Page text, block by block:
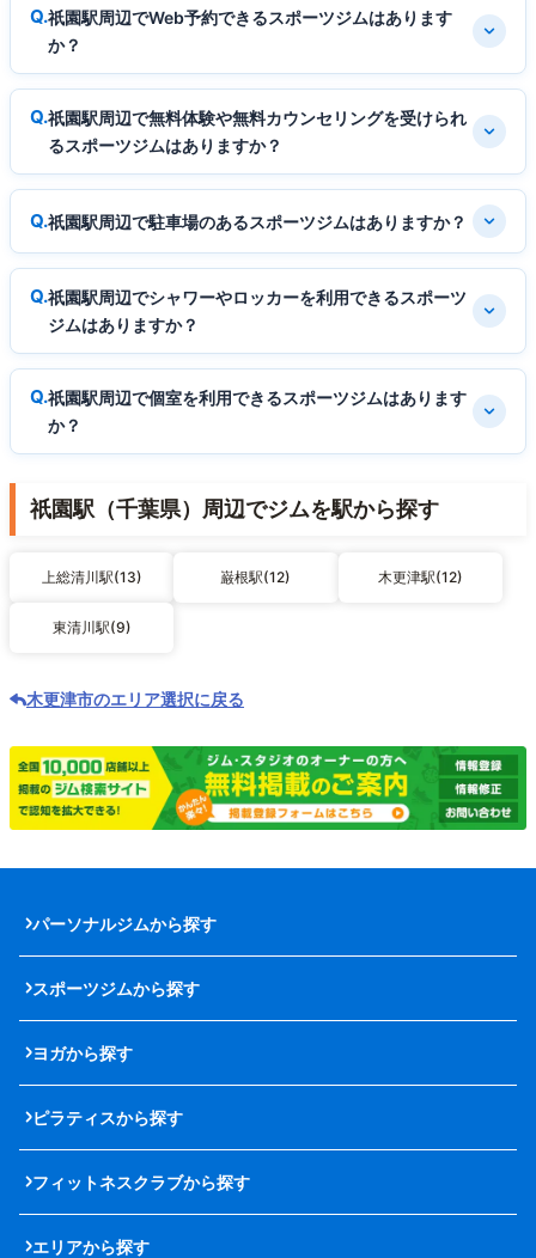
祇園駅周辺でWeb予約できるスポーツジムはあります
か？
祇園駅周辺で無料体験や無料カウンセリングを受けられ
るスポーツジムはありますか？
祇園駅周辺で駐車場のあるスポーツジムはありますか？
祇園駅周辺でシャワーやロッカーを利用できるスポーツ
ジムはありますか？
祇園駅周辺で個室を利用できるスポーツジムはあります
か？
祇園駅（千葉県）周辺でジムを駅から探す
上総清川駅(13) 巌根駅(12) 木更津駅(12)
東清川駅(9)
木更津市のエリア選択に戻る
パーソナルジムから探す
スポーツジムから探す
ヨガから探す
ピラティスから探す
フィットネスクラブから探す
エリアから探す